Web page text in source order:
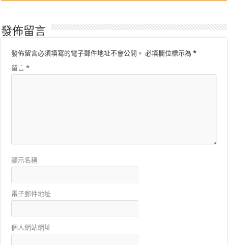
發佈留言
發佈留言必須填寫的電子郵件地址不會公開。 必填欄位標示為*
留言*
顯示名稱
電子郵件地址
個人網站網址